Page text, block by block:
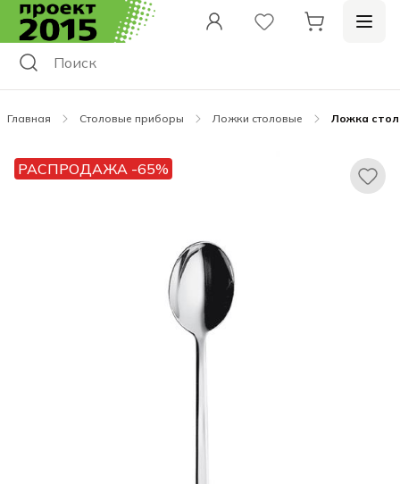
Главная Столовые приборы Ложки столовые Ложка
РАСПРОДАЖА -65%